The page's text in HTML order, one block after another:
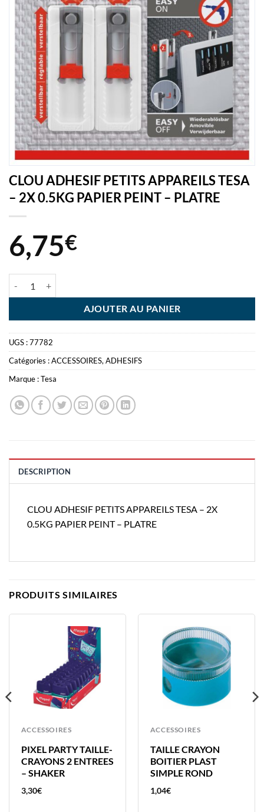
CLOU ADHESIF PETITS APPAREILS TESA
– 2X 0.5KG PAPIER PEINT – PLATRE
6,75€
AJOUTER AU PANIER
UGS :77782
Catégories :ACCESSOIRES, ADHESIFS
Marque :Tesa
DESCRIPTION
CLOU ADHESIF PETITS APPAREILS TESA – 2X
0.5KG PAPIER PEINT – PLATRE
PRODUITS SIMILAIRES
ACCESSOIRES
PIXEL PARTY TAILLE-
CRAYONS 2 ENTREES
– SHAKER
3,30€
ACCESSOIRES
TAILLE CRAYON
BOITIER PLAST
SIMPLE ROND
1,04€